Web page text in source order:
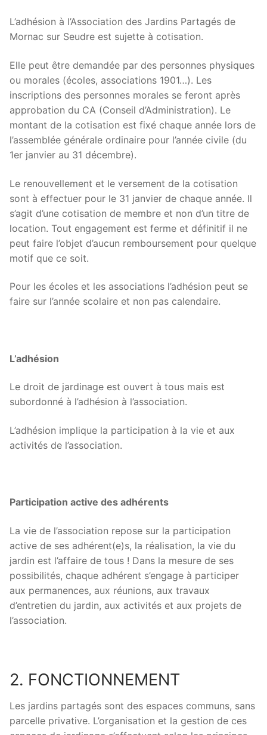
L’adhésion à l’Association des Jardins Partagés de
Mornac sur Seudre est sujette à cotisation.
Elle peut être demandée par des personnes physiques
ou morales (écoles, associations 1901…). Les
inscriptions des personnes morales se feront après
approbation du CA (Conseil d’Administration). Le
montant de la cotisation est fixé chaque année lors de
l’assemblée générale ordinaire pour l’année civile (du
1er janvier au 31 décembre).
Le renouvellement et le versement de la cotisation
sont à effectuer pour le 31 janvier de chaque année. Il
s’agit d’une cotisation de membre et non d’un titre de
location. Tout engagement est ferme et définitif il ne
peut faire l’objet d’aucun remboursement pour quelque
motif que ce soit.
Pour les écoles et les associations l’adhésion peut se
faire sur l’année scolaire et non pas calendaire.
L’adhésion
Le droit de jardinage est ouvert à tous mais est
subordonné à l’adhésion à l’association.
L’adhésion implique la participation à la vie et aux
activités de l’association.
Participation active des adhérents
La vie de l’association repose sur la participation
active de ses adhérent(e)s, la réalisation, la vie du
jardin est l’affaire de tous ! Dans la mesure de ses
possibilités, chaque adhérent s’engage à participer
aux permanences, aux réunions, aux travaux
d’entretien du jardin, aux activités et aux projets de
l’association.
2. FONCTIONNEMENT
Les jardins partagés sont des espaces communs, sans
parcelle privative. L’organisation et la gestion de ces